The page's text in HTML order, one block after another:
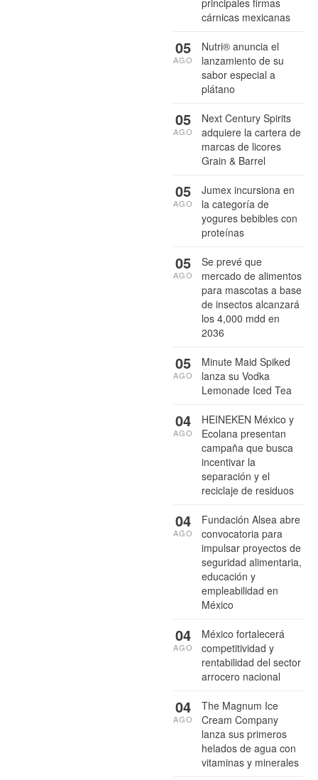
principales firmas
cárnicas mexicanas
Nutri® anuncia el
lanzamiento de su
sabor especial a
plátano
05
AGO
Next Century Spirits
adquiere la cartera de
marcas de licores
Grain & Barrel
05
AGO
Jumex incursiona en
la categoría de
yogures bebibles con
proteínas
05
AGO
Se prevé que
mercado de alimentos
para mascotas a base
de insectos alcanzará
los 4,000 mdd en
2036
05
AGO
Minute Maid Spiked
lanza su Vodka
Lemonade Iced Tea
05
AGO
HEINEKEN México y
Ecolana presentan
campaña que busca
incentivar la
separación y el
reciclaje de residuos
04
AGO
Fundación Alsea abre
convocatoria para
impulsar proyectos de
seguridad alimentaria,
educación y
empleabilidad en
México
04
AGO
México fortalecerá
competitividad y
rentabilidad del sector
arrocero nacional
04
AGO
The Magnum Ice
Cream Company
lanza sus primeros
helados de agua con
vitaminas y minerales
04
AGO